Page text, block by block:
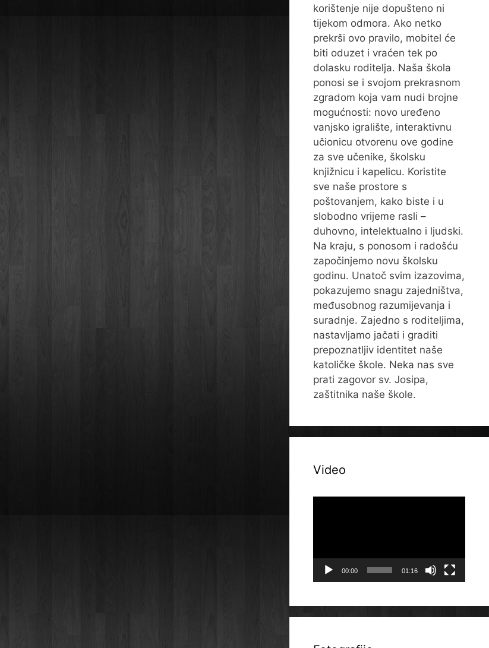
korištenje nije dopušteno ni
tijekom odmora. Ako netko
prekrši ovo pravilo, mobitel će
biti oduzet i vraćen tek po
dolasku roditelja. Naša škola
ponosi se i svojom prekrasnom
zgradom koja vam nudi brojne
mogućnosti: novo uređeno
vanjsko igralište, interaktivnu
učionicu otvorenu ove godine
za sve učenike, školsku
knjižnicu i kapelicu. Koristite
sve naše prostore s
poštovanjem, kako biste i u
slobodno vrijeme rasli –
duhovno, intelektualno i ljudski.
Na kraju, s ponosom i radošću
započinjemo novu školsku
godinu. Unatoč svim izazovima,
pokazujemo snagu zajedništva,
međusobnog razumijevanja i
suradnje. Zajedno s roditeljima,
nastavljamo jačati i graditi
prepoznatljiv identitet naše
katoličke škole. Neka nas sve
prati zagovor sv. Josipa,
zaštitnika naše škole.
Video
00:00 01:16